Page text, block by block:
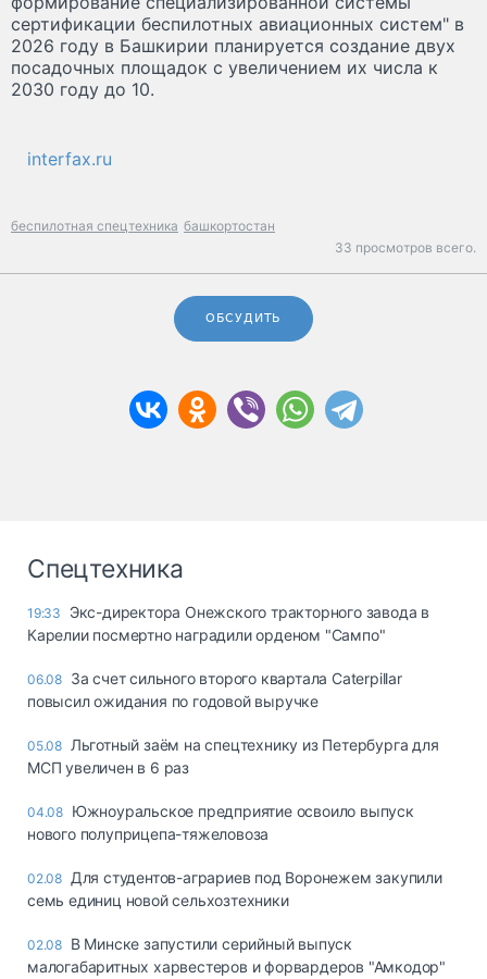
сертификации беспилотных авиационных систем" в
2026 году в Башкирии планируется создание двух
посадочных площадок с увеличением их числа к
2030 году до 10.
interfax.ru
беспилотная спецтехника башкортостан
33 просмотров всего.
ОБСУДИТЬ
Спецтехника
19:33
Экс-директора Онежского тракторного завода в
Карелии посмертно наградили орденом "Сампо"
06.08 За счет сильного второго квартала Caterpillar
повысил ожидания по годовой выручке
05.08 Льготный заём на спецтехнику из Петербурга для
МСП увеличен в 6 раз
04.08 Южноуральское предприятие освоило выпуск
нового полуприцепа-тяжеловоза
02.08 Для студентов-аграриев под Воронежем закупили
семь единиц новой сельхозтехники
02.08 В Минске запустили серийный выпуск
малогабаритных харвестеров и форвардеров "Амкодор"